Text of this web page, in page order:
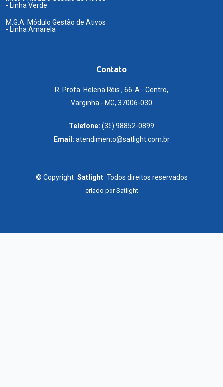
- Linha Verde
M.G.A. Módulo Gestão de Ativos
- Linha Amarela
Contato
R. Profa. Helena Réis , 66-A - Centro,
Varginha - MG, 37006-030
Telefone: (35) 98852-0899
Email: atendimento@satlight.com.br
© Copyright Satlight Todos direitos reservados
criado porSatlight